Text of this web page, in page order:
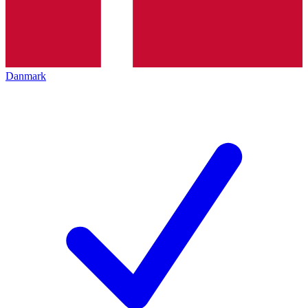
Danmark